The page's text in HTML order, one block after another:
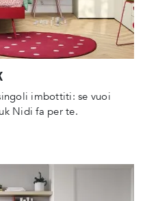
imbottiti: se vuoi
Nidi fa per te.